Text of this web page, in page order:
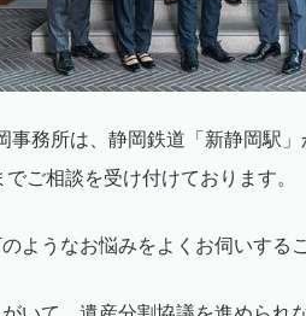
事務所は、静岡鉄道「新静岡駅
でご相談を受け付けております。
ようなお悩みをよくお伺いする